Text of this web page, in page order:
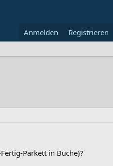
Anmelden Registrieren
Parkett in Buche)?